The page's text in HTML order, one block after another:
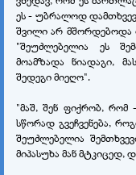
ეს - უბრალოდ
შვილი არ
"შეუძლებელია ეს
მოამზადა ნიადაგი,
შედეგი მიეღო".
"მაშ, შენ ფიქრობ,
სწორად გვეჩვენება,
შეუძლებელია
მიპასუხა მან მტკიცედ,